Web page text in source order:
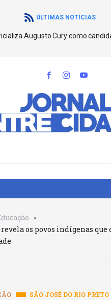
ÚLTIMAS NOTÍCIAS
Augusto Cury como
revela os povos indígenas que
SÃO JOSÉ DO RIO PRETO